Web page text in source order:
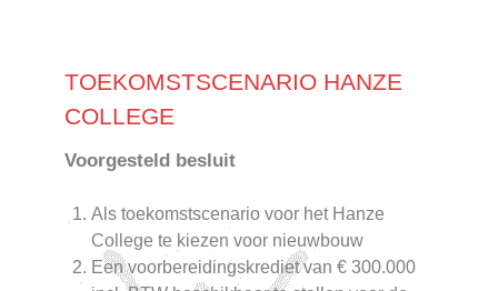
TOEKOMSTSCENARIO HANZE
COLLEGE
Voorgesteld besluit
Als toekomstscenario voor het Hanze
College te kiezen voor nieuwbouw
Een voorbereidingskrediet van € 300.000